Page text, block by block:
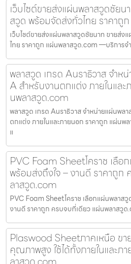
เว็บไซต์ขายส่งแผ่นพลาสวูดชัย
สวูด พร้อมจัดส่งทั่วไทย ราคาถู
เว็บไซต์ขายส่งแผ่นพลาสวูดชัยนาท ขายส่
ไทย ราคาถูก แผ่นพลาสวูด.com —บริการจ
พลาสวูด เกรด Aนราธิวาส จำห
A สำหรับงานตกแต่ง ภายในแล
นพลาสวูด.com
พลาสวูด เกรด Aนราธิวาส จำหน่ายแผ่นพล
ตกแต่ง ภายในและภายนอก ราคาถูก แผ่น
แ
PVC Foam Sheetโคราช เลื
พร้อมส่งถึงใจ – งานดี ราคาถูก
ลาสวูด.com
PVC Foam Sheetโคราช เลือกแผ่นพลาส
งานดี ราคาถูก ครบจบที่เดียว แผ่นพลาสวู
Plaswood Sheetภาคเหนือ ข
คุณภาพสูง ใช้ได้ทั้งภายในและภ